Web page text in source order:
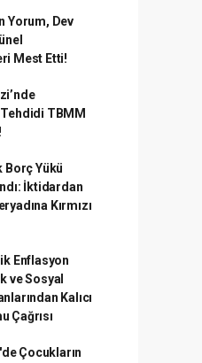
Yorum, Dev
Mest Etti!
TBMM
Borç Yükü
İktidardan
Kırmızı
Enflasyon
ve Sosyal
Kalıcı
Çağrısı
Çocukların